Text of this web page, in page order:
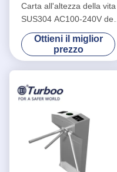
Carta all'altezza della vita
SUS304 AC100-240V del
controllo di accesso RFID IC
del portone del cancello
girevole di sicurezza
Ottieni il miglior
prezzo